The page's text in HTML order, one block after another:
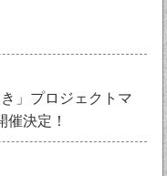
」プロジェクトマ
決定！